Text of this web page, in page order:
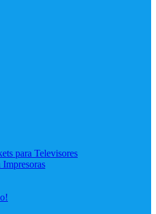
para Televisores
Impresoras